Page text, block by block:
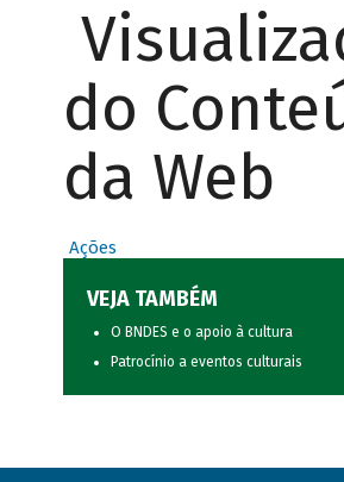
do
da Web
Ações
VEJA TAMBÉM
O BNDES e o apoio à cultura
Patrocínio a eventos culturais